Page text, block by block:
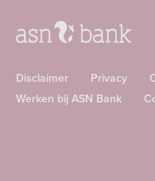
Disclaimer Privacy
Werken bij ASN Bank